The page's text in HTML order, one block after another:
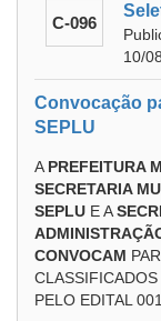
C-096
10/
Convocação
SEPLU
A PREFEITURA
SECRETARIA
SEPLU E A
CONVOCAM
PELO EDITAL